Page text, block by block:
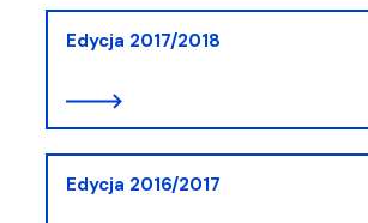
Edycja 2017/2018
Edycja 2016/2017